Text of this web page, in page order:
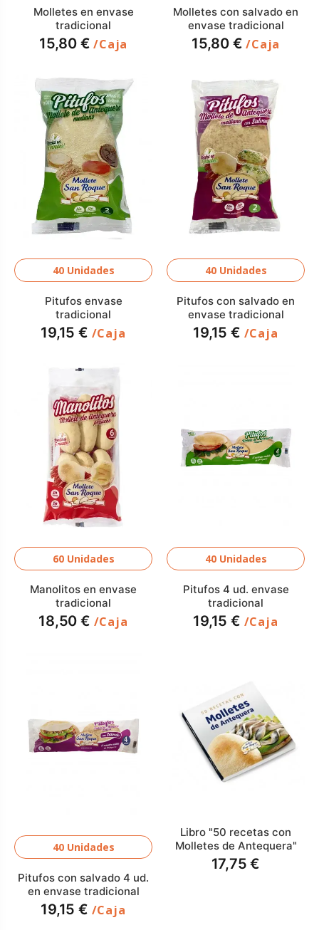
Molletes en envase
tradicional
15,80 € /Caja
Molletes con salvado en
envase tradicional
15,80 € /Caja
40 Unidades
Pitufos envase
tradicional
19,15 € /Caja
40 Unidades
Pitufos con salvado en
envase tradicional
19,15 € /Caja
60 Unidades
Manolitos en envase
tradicional
18,50 € /Caja
40 Unidades
Pitufos 4 ud. envase
tradicional
19,15 € /Caja
40 Unidades
Pitufos con salvado 4 ud.
en envase tradicional
19,15 € /Caja
Libro "50 recetas con
Molletes de Antequera"
17,75 €